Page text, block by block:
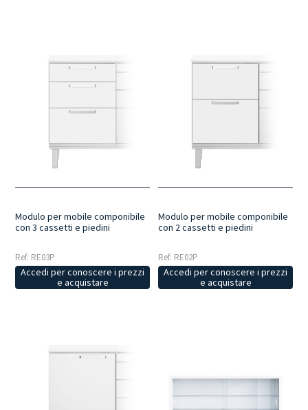
Modulo per mobile componibile
con 3 cassetti e piedini
Ref: RE03P
Accedi per conoscere i prezzi
e acquistare
Modulo per mobile componibile
con 2 cassetti e piedini
Ref: RE02P
Accedi per conoscere i prezzi
e acquistare